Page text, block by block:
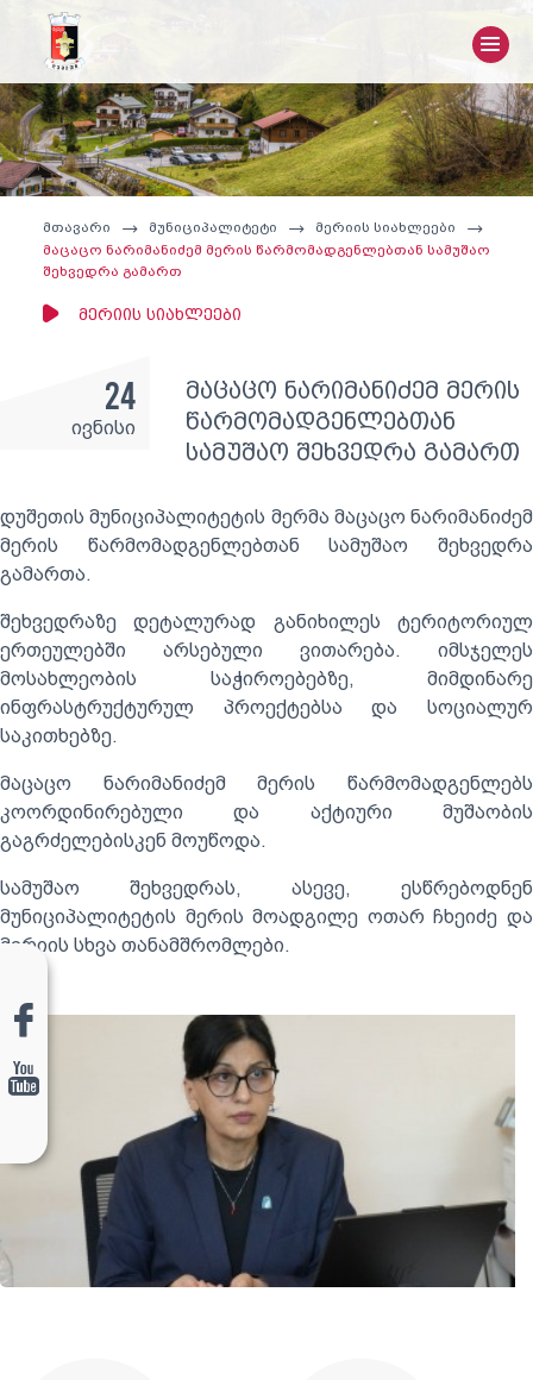
მთავარი მუნიციპალიტეტი
მერიის სიახლეები
მაცაცო ნარიმანიძემ მერის წარმომადგენლებთან სამუშაო
შეხვედრა გამართ
მერიის სიახლეები
24
ივნისი
მაცაცო ნარიმანიძემ მერის
წარმომადგენლებთან
სამუშაო შეხვედრა გამართ
დუშეთის მუნიციპალიტეტის მერმა მაცაცო ნარიმანიძემ
მერის წარმომადგენლებთან სამუშაო შეხვედრა
გამართა.
შეხვედრაზე დეტალურად განიხილეს ტერიტორიულ
ერთეულებში არსებული ვითარება. იმსჯელეს
მოსახლეობის საჭიროებებზე, მიმდინარე
ინფრასტრუქტურულ პროექტებსა და სოციალურ
საკითხებზე.
მაცაცო ნარიმანიძემ მერის წარმომადგენლებს
კოორდინირებული და აქტიური მუშაობის
გაგრძელებისკენ მოუწოდა.
სამუშაო შეხვედრას, ასევე, ესწრებოდნენ
მუნიციპალიტეტის მერის მოადგილე ოთარ ჩხეიძე და
მერიის სხვა თანამშრომლები.